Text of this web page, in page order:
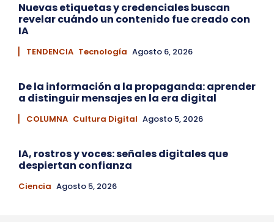
Nuevas etiquetas y credenciales buscan
revelar cuándo un contenido fue creado con
IA
▏ TENDENCIA Tecnología Agosto 6, 2026
De la información a la propaganda: aprender
a distinguir mensajes en la era digital
▏ COLUMNA Cultura Digital Agosto 5, 2026
IA, rostros y voces: señales digitales que
despiertan confianza
Ciencia Agosto 5, 2026